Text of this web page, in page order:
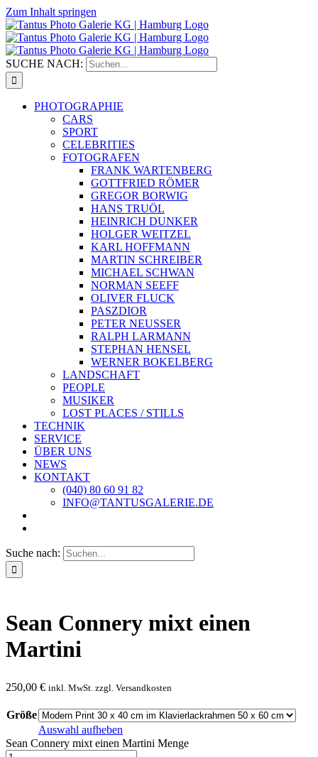
Zum Inhalt springen
SUCHE NACH:
PHOTOGRAPHIE
CARS
SPORT
CELEBRITIES
FOTOGRAFEN
FRANK WARTENBERG
GOTTFRIED RÖMER
GREGOR BORWIG
HANS TRUÖL
HEINRICH DUNKER
HOLGER WEITZEL
KARL HOFFMANN
MARTIN SCHREIBER
MICHAEL SCHWAN
NORMAN SEEFF
OLIVER FLUCK
PASZDIOR
PETER NEUSSER
RALPH LARMANN
STEPHAN HENSEL
WERNER BOKELBERG
LANDSCHAFT
PEOPLE
MUSIKER
LOST PLACES / STILLS
TECHNIK
SERVICE
ÜBER UNS
NEWS
KONTAKT
(040) 80 60 91 82
INFO@TANTUSGALERIE.DE
Suche nach:
Sean Connery mixt einen
Martini
250,00 € inkl. MwSt. zzgl. Versandkosten
Größe
Auswahl aufheben
Sean Connery mixt einen Martini Menge